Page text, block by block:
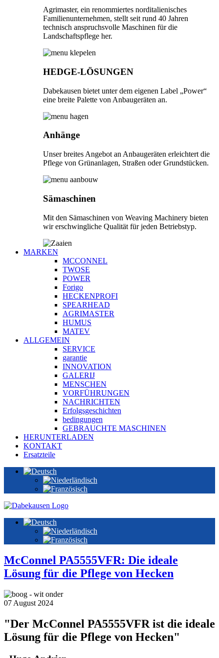
Agrimaster, ein renommiertes norditalienisches
Familienunternehmen, stellt seit rund 40 Jahren
technisch anspruchsvolle Maschinen für die
Landschaftspflege her.
HEDGE-LÖSUNGEN
Dabekausen bietet unter dem eigenen Label „Power“
eine breite Palette von Anbaugeräten an.
Anhänge
Unser breites Angebot an Anbaugeräten erleichtert die
Pflege von Grünanlagen, Straßen oder Grundstücken.
Sämaschinen
Mit den Sämaschinen von Weaving Machinery bieten
wir erschwingliche Qualität für jeden Betriebstyp.
MARKEN
MCCONNEL
TWOSE
POWER
Forigo
HECKENPROFI
SPEARHEAD
AGRIMASTER
HUMUS
MATEV
ALLGEMEIN
SERVICE
garantie
INNOVATION
GALERIJ
MENSCHEN
VORFÜHRUNGEN
NACHRICHTEN
Erfolgsgeschichten
bedingungen
GEBRAUCHTE MASCHINEN
HERUNTERLADEN
KONTAKT
Ersatzteile
McConnel PA5555VFR: Die ideale
Lösung für die Pflege von Hecken
07 August 2024
"Der McConnel PA5555VFR ist die ideale
Lösung für die Pflege von Hecken"